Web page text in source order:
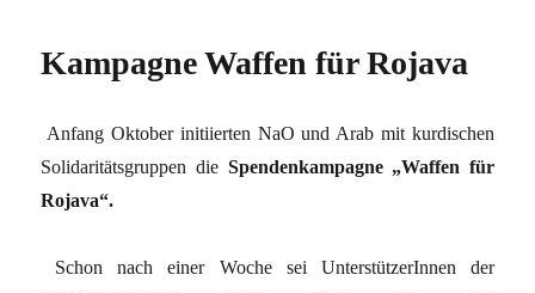
Kampagne Waffen für Rojava
Anfang Oktober initiierten NaO und Arab mit kurdischen
Solidaritätsgruppen die Spendenkampagne „Waffen für
Rojava“.
Schon nach einer Woche sei UnterstützerInnen der